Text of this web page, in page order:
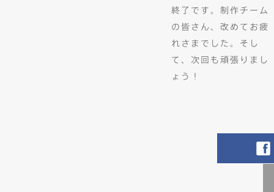
終了です。制作チーム
の皆さん、改めてお疲
れさまでした。そし
て、次回も頑張りまし
ょう！